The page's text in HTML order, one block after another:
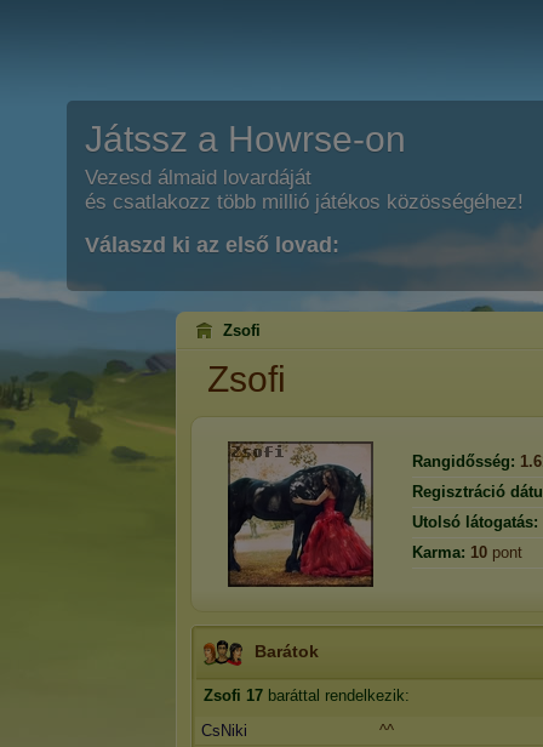
Játssz a Howrse-on
Vezesd álmaid lovardáját
és csatlakozz több millió játékos közösségéhez!
Válaszd ki az első lovad:
Zsofi
Zsofi
Rangidősség:
Regisztráció
Utolsó látogatás:
Karma: 10 pont
Barátok
Zsofi 17 baráttal rendelkezik:
CsNiki
^^